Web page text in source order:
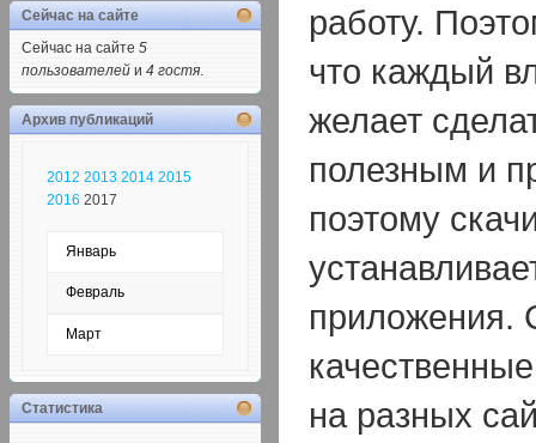
работу.
что каждый
желает
полезным и
поэтому
приложения.
на разных
Сейчас на сайте
Сейчас на сайте 5
пользователей и 4 гостя.
Архив публикаций
2012 2013 2014 2015
2016 2017
Январь
Февраль
Март
Статистика